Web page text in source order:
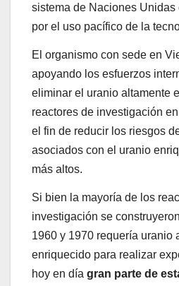
sistema de Naciones
por el uso pacífico de la
El organismo con sede en
apoyando los esfuerzos
eliminar el uranio altamente
reactores de investigación
el fin de reducir los riesgos
asociados con el uranio
más altos.
Si bien la mayoría de los
investigación se
1960 y 1970 requería uranio
enriquecido para realizar
hoy en día gran parte de